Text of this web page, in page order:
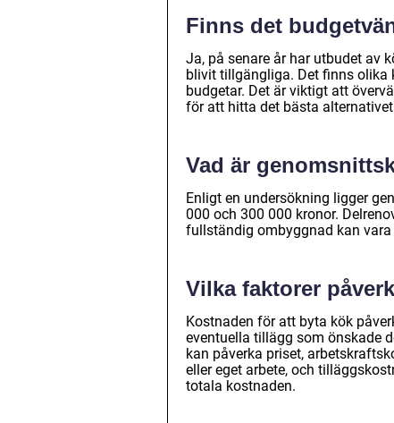
Finns det
Ja, på senare år har utbudet av
blivit tillgängliga. Det finns olika
budgetar. Det är viktigt att
för att hitta det bästa
Vad är
Enligt en undersökning ligger
000 och 300 000 kronor.
fullständig ombyggnad kan
Vilka faktorer
Kostnaden för att byta kök
eventuella tillägg som önskade
kan påverka priset,
eller eget arbete, och
totala kostnaden.